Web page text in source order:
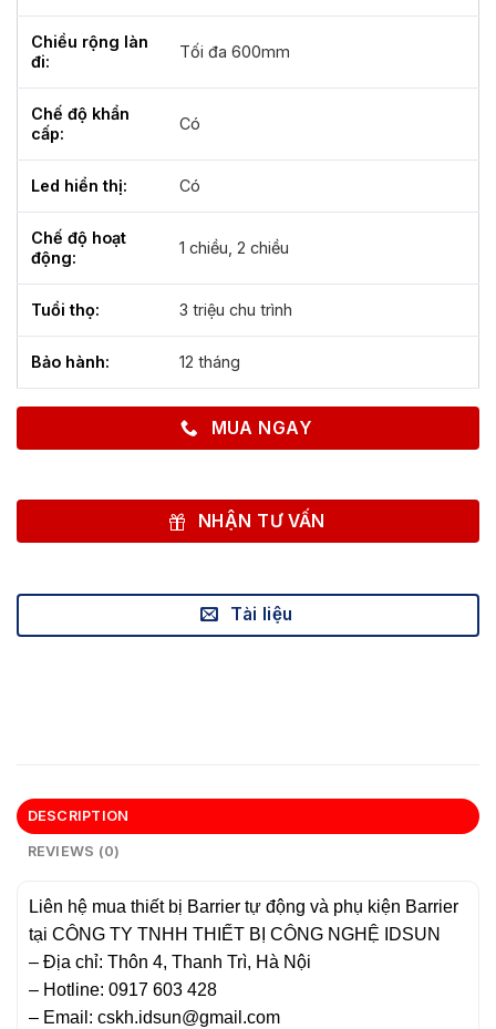
Chiều rộng làn
đi:
Tối đa 600mm
Chế độ khẩn
cấp:
Có
Led hiển thị: Có
Chế độ hoạt
động:
1 chiều, 2 chiều
Tuổi thọ: 3 triệu chu trình
Bảo hành: 12 tháng
MUA NGAY
NHẬN TƯ VẤN
Tài liệu
DESCRIPTION
REVIEWS (0)
Liên hệ mua thiết bị Barrier tự động và phụ kiện Barrier
tại CÔNG TY TNHH THIẾT BỊ CÔNG NGHỆ IDSUN
– Địa chỉ: Thôn 4, Thanh Trì, Hà Nội
– Hotline: 0917 603 428
– Email: cskh.idsun@gmail.com